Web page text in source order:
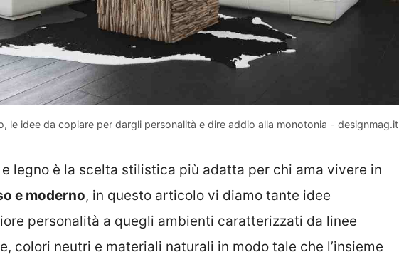
le idee da copiare per dargli personalità e dire addio alla monotonia - designmag.it
legno è la scelta stilistica più adatta per chi ama vivere in
e moderno, in questo articolo vi diamo tante idee
personalità a quegli ambienti caratterizzati da linee
colori neutri e materiali naturali in modo tale che l’insieme